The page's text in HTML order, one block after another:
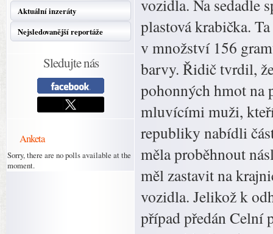
Aktuální inzeráty
Nejsledovanější reportáže
Sledujte nás
Anketa
Sorry, there are no polls available at the
moment.
vozidla. Na sedadle
plastová krabička.
v množství 156
barvy. Řidič tvrdil,
pohonných hmot na
mluvícími muži,
republiky nabídli
měla proběhnout
měl zastavit na
vozidla. Jelikož k
případ předán Celní